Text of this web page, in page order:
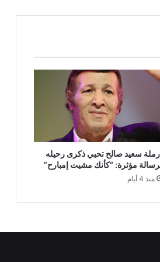
سعيد صالح تحيي ذكرى رحيله
مؤثرة: “كأنك مشيت إمبارح”
منذ 4 أيام